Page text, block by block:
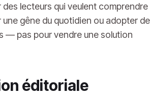
lecteurs qui veulent comprendre
une gêne du quotidien ou adopter de
— pas pour vendre une solution
éditoriale